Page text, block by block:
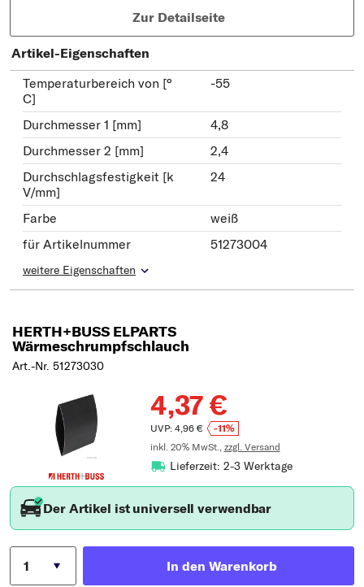
Zur Detailseite
Artikel-Eigenschaften
Temperaturbereich von [°
C]
-55
Durchmesser 1 [mm]
4,8
Durchmesser 2 [mm]
2,4
Durchschlagsfestigkeit [k
V/mm]
24
Farbe
weiß
für Artikelnummer
51273004
weitere Eigenschaften
HERTH+BUSS ELPARTS
Wärmeschrumpfschlauch
Art.-Nr. 51273030
4,37 €
UVP: 4,96 €
-11%
inkl. 20% MwSt., zzgl. Versand
Lieferzeit: 2-3 Werktage
Der Artikel ist universell verwendbar
In den Warenkorb